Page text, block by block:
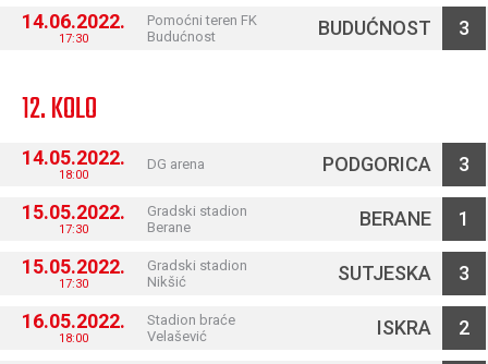
14.06.2022.
17:30
Pomoćni teren FK
Budućnost
BUDUĆNOST 3
12. KOLO
14.05.2022.
18:00
DG arena PODGORICA 3
15.05.2022.
17:30
Gradski stadion
Berane
BERANE 1
15.05.2022.
17:30
Gradski stadion
Nikšić
SUTJESKA 3
16.05.2022.
18:00
Stadion braće
Velašević
ISKRA 2